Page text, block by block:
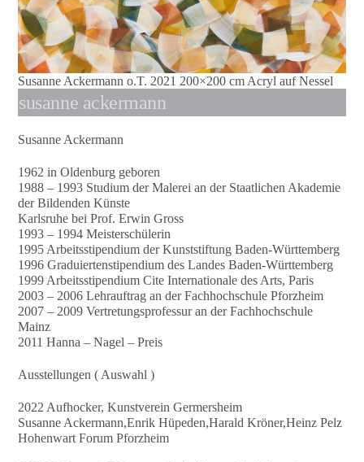
Susanne Ackermann o.T. 2021 200×200 cm Acryl auf Nessel
susanne ackermann
Susanne Ackermann
1962 in Oldenburg geboren
1988 – 1993 Studium der Malerei an der Staatlichen Akademie
der Bildenden Künste
Karlsruhe bei Prof. Erwin Gross
1993 – 1994 Meisterschülerin
1995 Arbeitsstipendium der Kunststiftung Baden-Württemberg
1996 Graduiertenstipendium des Landes Baden-Württemberg
1999 Arbeitsstipendium Cite Internationale des Arts, Paris
2003 – 2006 Lehrauftrag an der Fachhochschule Pforzheim
2007 – 2009 Vertretungsprofessur an der Fachhochschule
Mainz
2011 Hanna – Nagel – Preis
Ausstellungen ( Auswahl )
2022 Aufhocker, Kunstverein Germersheim
Susanne Ackermann,Enrik Hüpeden,Harald Kröner,Heinz Pelz
Hohenwart Forum Pforzheim